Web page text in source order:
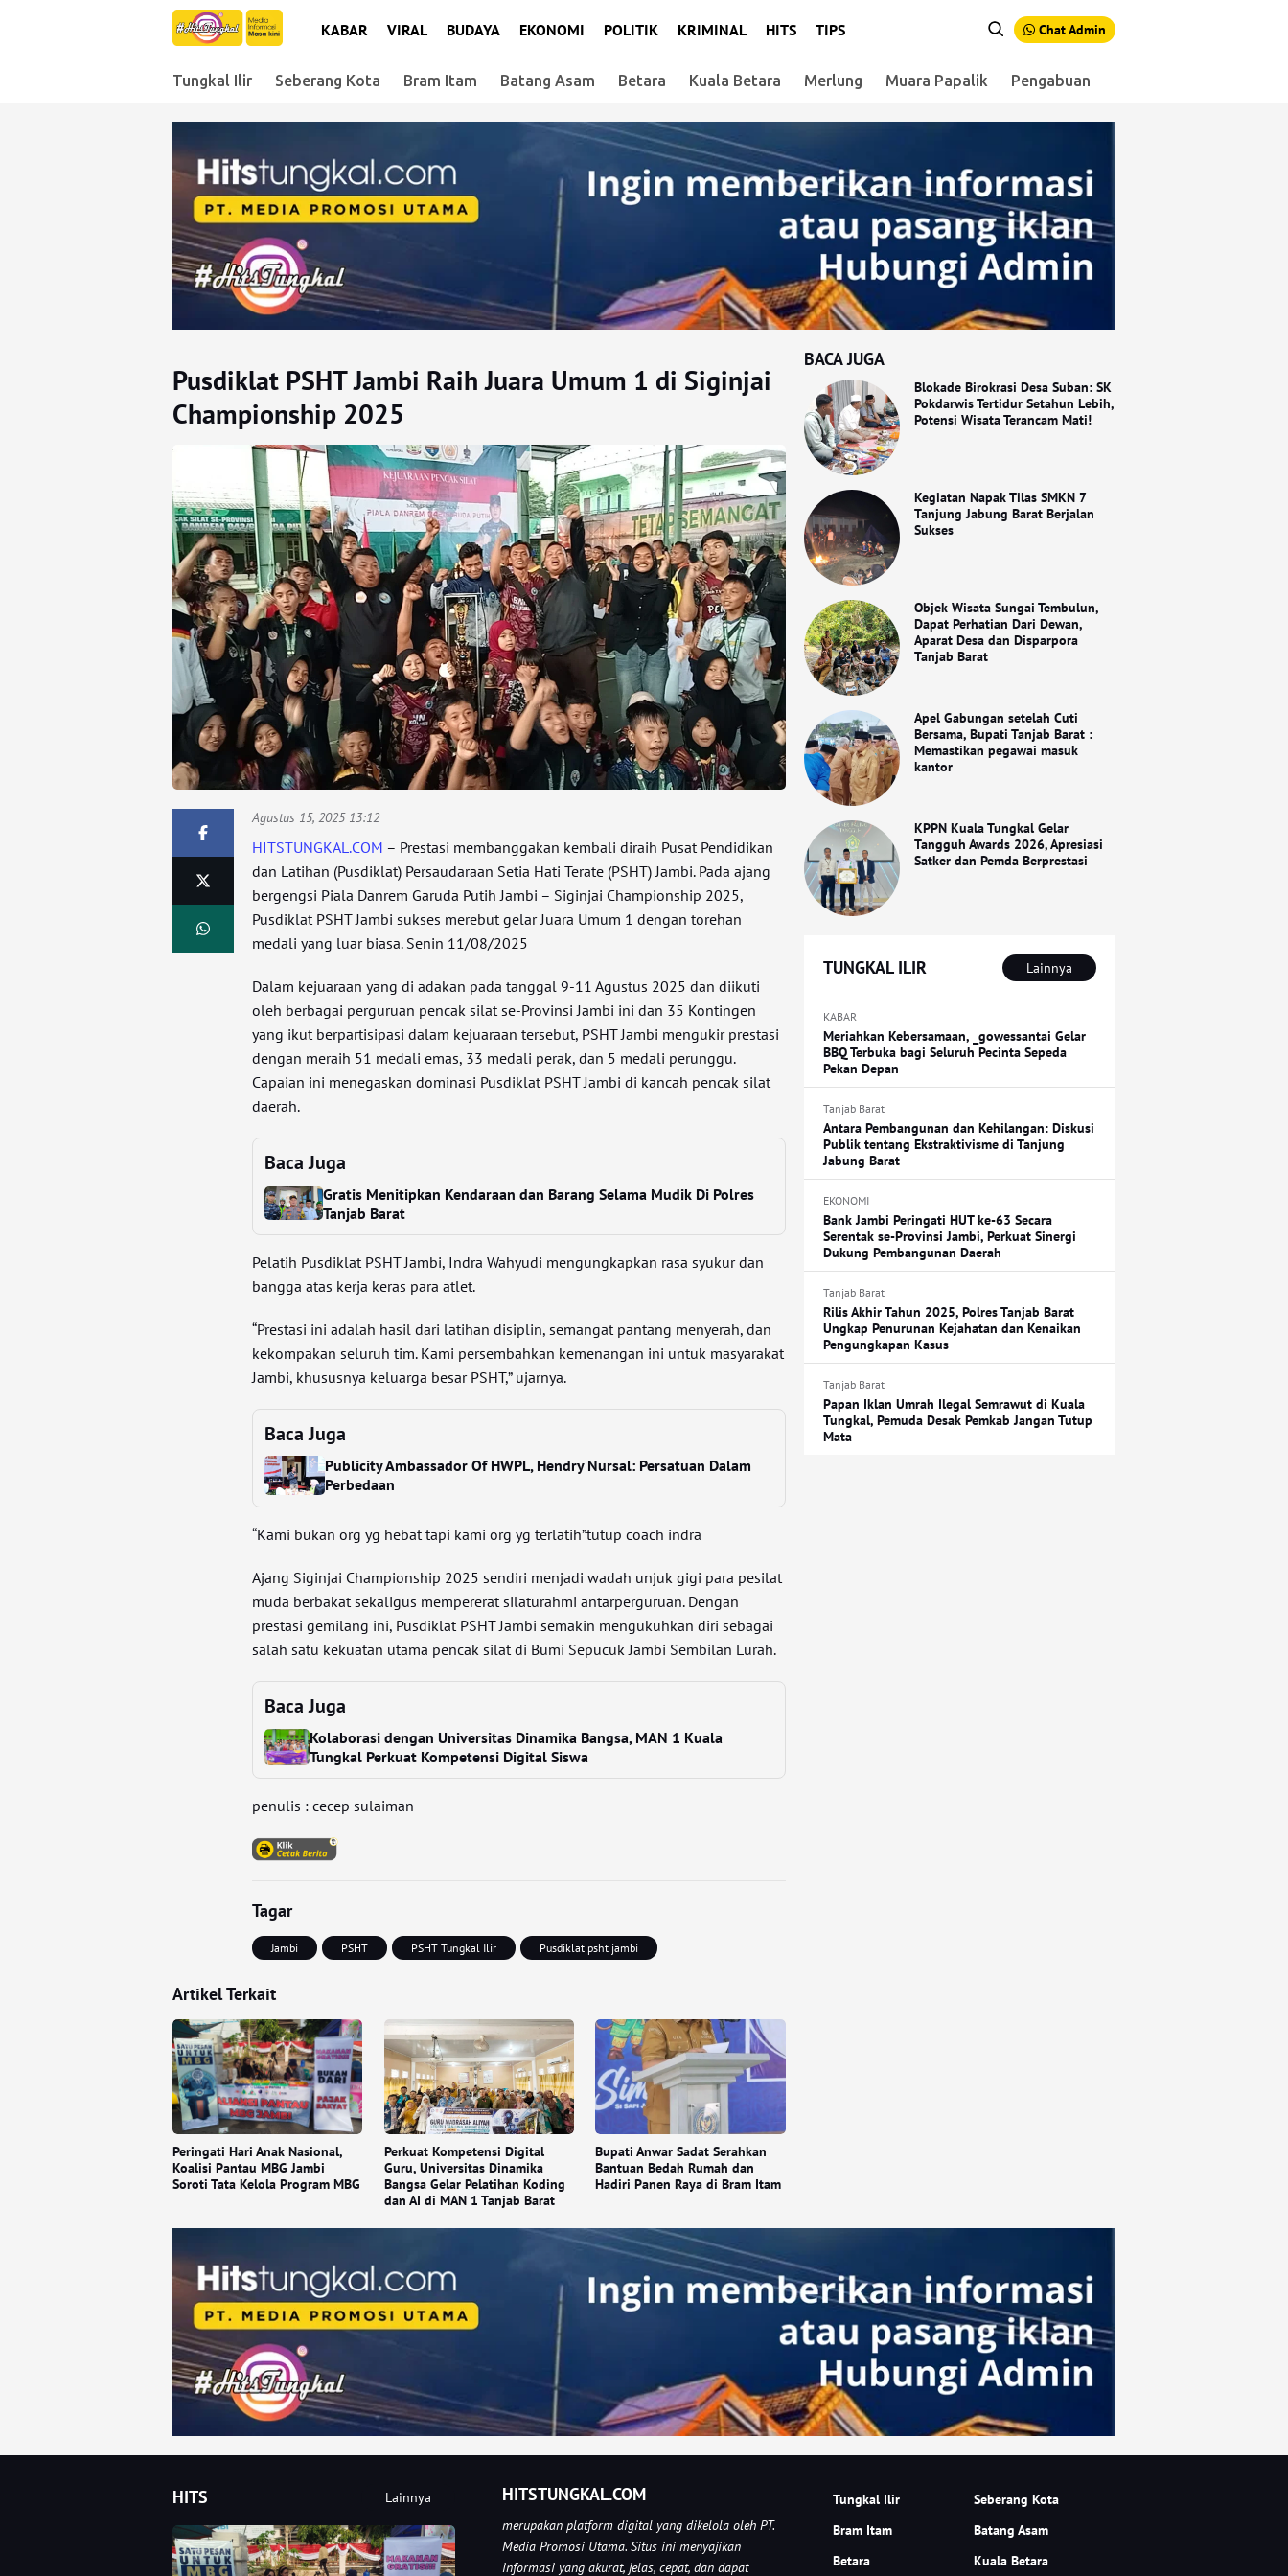
KABAR VIRAL BUDAYA EKONOMI POLITIK KRIMINAL HITS TIPS Chat Admin
Tungkal Ilir Seberang Kota Bram Itam Batang Asam Betara Kuala Betara Merlung Muara Papalik Pengabuan Renah Mendaluh
Pusdiklat PSHT Jambi Raih Juara Umum 1 di Siginjai
Championship 2025
Agustus 15, 2025 13:12
HITSTUNGKAL.COM – Prestasi membanggakan kembali diraih Pusat Pendidikan
dan Latihan (Pusdiklat) Persaudaraan Setia Hati Terate (PSHT) Jambi. Pada ajang
bergengsi Piala Danrem Garuda Putih Jambi – Siginjai Championship 2025,
Pusdiklat PSHT Jambi sukses merebut gelar Juara Umum 1 dengan torehan
medali yang luar biasa. Senin 11/08/2025
Dalam kejuaraan yang di adakan pada tanggal 9-11 Agustus 2025 dan diikuti
oleh berbagai perguruan pencak silat se-Provinsi Jambi ini dan 35 Kontingen
yang ikut berpartisipasi dalam kejuaraan tersebut, PSHT Jambi mengukir prestasi
dengan meraih 51 medali emas, 33 medali perak, dan 5 medali perunggu.
Capaian ini menegaskan dominasi Pusdiklat PSHT Jambi di kancah pencak silat
daerah.
Baca Juga
Gratis Menitipkan Kendaraan dan Barang Selama Mudik Di Polres
Tanjab Barat
Pelatih Pusdiklat PSHT Jambi, Indra Wahyudi mengungkapkan rasa syukur dan
bangga atas kerja keras para atlet.
“Prestasi ini adalah hasil dari latihan disiplin, semangat pantang menyerah, dan
kekompakan seluruh tim. Kami persembahkan kemenangan ini untuk masyarakat
Jambi, khususnya keluarga besar PSHT,” ujarnya.
Baca Juga
Publicity Ambassador Of HWPL, Hendry Nursal: Persatuan Dalam
Perbedaan
“Kami bukan org yg hebat tapi kami org yg terlatih”tutup coach indra
Ajang Siginjai Championship 2025 sendiri menjadi wadah unjuk gigi para pesilat
muda berbakat sekaligus mempererat silaturahmi antarperguruan. Dengan
prestasi gemilang ini, Pusdiklat PSHT Jambi semakin mengukuhkan diri sebagai
salah satu kekuatan utama pencak silat di Bumi Sepucuk Jambi Sembilan Lurah.
Baca Juga
Kolaborasi dengan Universitas Dinamika Bangsa, MAN 1 Kuala
Tungkal Perkuat Kompetensi Digital Siswa
penulis : cecep sulaiman
Tagar
Jambi PSHT PSHT Tungkal Ilir Pusdiklat psht jambi
Artikel Terkait
Peringati Hari Anak Nasional,
Koalisi Pantau MBG Jambi
Soroti Tata Kelola Program MBG
Perkuat Kompetensi Digital
Guru, Universitas Dinamika
Bangsa Gelar Pelatihan Koding
dan AI di MAN 1 Tanjab Barat
Bupati Anwar Sadat Serahkan
Bantuan Bedah Rumah dan
Hadiri Panen Raya di Bram Itam
BACA JUGA
Blokade Birokrasi Desa Suban: SK
Pokdarwis Tertidur Setahun Lebih,
Potensi Wisata Terancam Mati!
Kegiatan Napak Tilas SMKN 7
Tanjung Jabung Barat Berjalan
Sukses
Objek Wisata Sungai Tembulun,
Dapat Perhatian Dari Dewan,
Aparat Desa dan Disparpora
Tanjab Barat
Apel Gabungan setelah Cuti
Bersama, Bupati Tanjab Barat :
Memastikan pegawai masuk
kantor
KPPN Kuala Tungkal Gelar
Tangguh Awards 2026, Apresiasi
Satker dan Pemda Berprestasi
TUNGKAL ILIR Lainnya
KABAR
Meriahkan Kebersamaan, _gowessantai Gelar
BBQ Terbuka bagi Seluruh Pecinta Sepeda
Pekan Depan
Tanjab Barat
Antara Pembangunan dan Kehilangan: Diskusi
Publik tentang Ekstraktivisme di Tanjung
Jabung Barat
EKONOMI
Bank Jambi Peringati HUT ke-63 Secara
Serentak se-Provinsi Jambi, Perkuat Sinergi
Dukung Pembangunan Daerah
Tanjab Barat
Rilis Akhir Tahun 2025, Polres Tanjab Barat
Ungkap Penurunan Kejahatan dan Kenaikan
Pengungkapan Kasus
Tanjab Barat
Papan Iklan Umrah Ilegal Semrawut di Kuala
Tungkal, Pemuda Desak Pemkab Jangan Tutup
Mata
HITS Lainnya HITSTUNGKAL.COM
merupakan platform digital yang dikelola oleh PT.
Media Promosi Utama. Situs ini menyajikan
informasi yang akurat, jelas, cepat, dan dapat
Tungkal Ilir
Seberang Kota
Bram Itam
Batang Asam
Betara
Kuala Betara